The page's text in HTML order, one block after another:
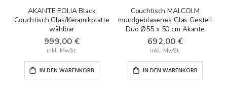
AKANTE EOLIA Black
Couchtisch Glas/Keramikplatte
wählbar
999,00 €
IN DEN WARENKORB
Couchtisch MALCOLM
mundgeblasenes Glas Gestell
Duo Ø55 x 50 cm Akante
692,00 €
IN DEN WARENKORB